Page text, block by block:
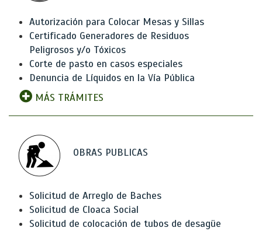
Autorización para Colocar Mesas y Sillas
Certificado Generadores de Residuos
Peligrosos y/o Tóxicos
Corte de pasto en casos especiales
Denuncia de Líquidos en la Vía Pública
MÁS TRÁMITES
OBRAS PUBLICAS
Solicitud de Arreglo de Baches
Solicitud de Cloaca Social
Solicitud de colocación de tubos de desagüe